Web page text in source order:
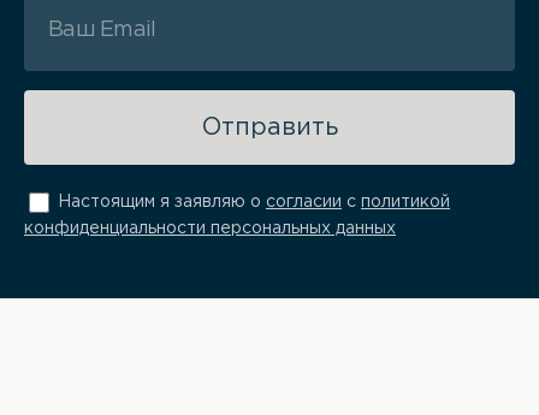
Отправить
Настоящим я заявляю о согласии с политикой
конфиденциальности персональных данных